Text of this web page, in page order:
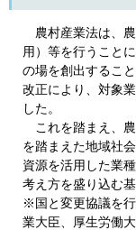
農村産業法は、農
用）等を行うこと
の場を創出するこ
改正により、対象
した。
これを踏まえ、
を踏まえた地域社
資源を活用した業
考え方を盛り込む
※国と変更協議を
業大臣、厚生労働